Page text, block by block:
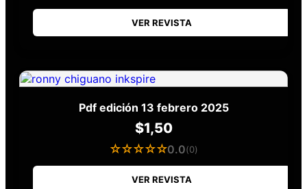
VER REVISTA
Pdf edición 13 febrero 2025
$1,50
☆☆☆☆☆0.0(0)
VER REVISTA